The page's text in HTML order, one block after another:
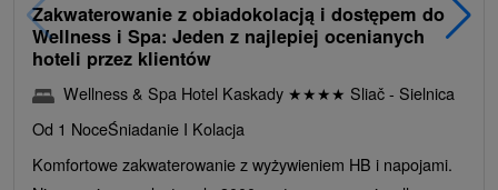
Zakwaterowanie z obiadokolacją i dostępem do
Wellness i Spa: Jeden z najlepiej ocenianych
hoteli przez klientów
Wellness & Spa Hotel Kaskady ★★★★ Sliač - Sielnica
Od 1 NoceŚniadanie I Kolacja
Komfortowe zakwaterowanie z wyżywieniem HB i napojami.